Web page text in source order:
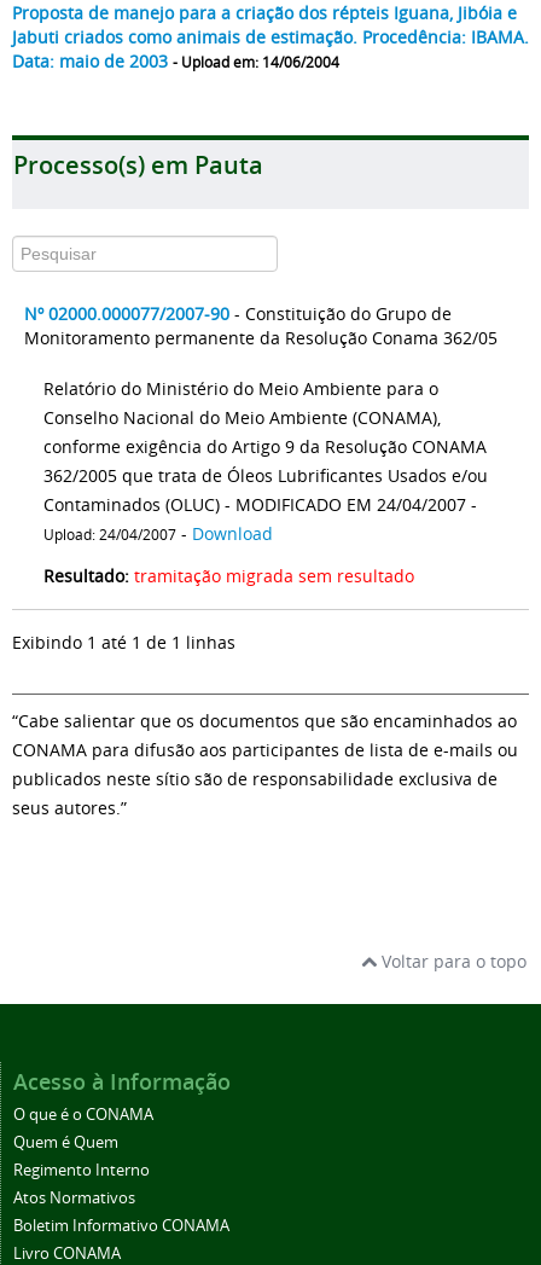
Proposta de manejo para a criação dos répteis Iguana, Jibóia e
Jabuti criados como animais de estimação. Procedência: IBAMA.
Data: maio de 2003 - Upload em: 14/06/2004
Processo(s) em Pauta
Nº 02000.000077/2007-90 - Constituição do Grupo de
Monitoramento permanente da Resolução Conama 362/05
Relatório do Ministério do Meio Ambiente para o
Conselho Nacional do Meio Ambiente (CONAMA),
conforme exigência do Artigo 9 da Resolução CONAMA
362/2005 que trata de Óleos Lubrificantes Usados e/ou
Contaminados (OLUC) - MODIFICADO EM 24/04/2007 -
Upload: 24/04/2007 - Download
Resultado: tramitação migrada sem resultado
Exibindo 1 até 1 de 1 linhas
“Cabe salientar que os documentos que são encaminhados ao
CONAMA para difusão aos participantes de lista de e-mails ou
publicados neste sítio são de responsabilidade exclusiva de
seus autores.”
Voltar para o topo
Acesso à Informação
O que é o CONAMA
Quem é Quem
Regimento Interno
Atos Normativos
Boletim Informativo CONAMA
Livro CONAMA